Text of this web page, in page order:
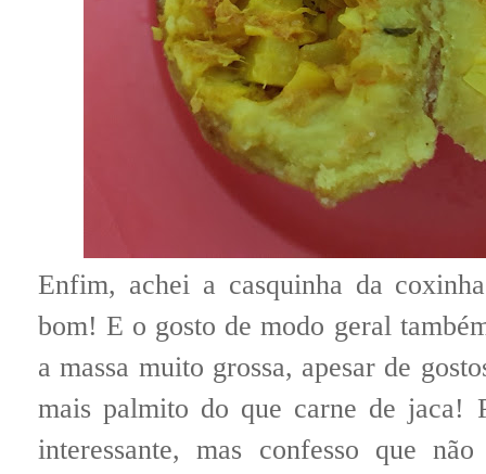
Enfim, achei a casquinha da
bom! E o gosto de modo geral
a massa muito grossa, apesar de
mais palmito do que carne de jaca!
interessante, mas confesso que